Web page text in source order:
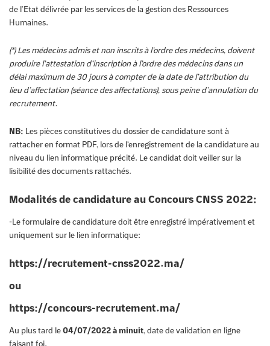
de l’Etat délivrée par les services de la gestion des Ressources
Humaines.
(*) Les médecins admis et non inscrits à l’ordre des médecins, doivent
produire l’attestation d’inscription à l’ordre des médecins dans un
délai maximum de 30 jours à compter de la date de l’attribution du
lieu d’affectation (séance des affectations), sous peine d’annulation du
recrutement.
NB: Les pièces constitutives du dossier de candidature sont à
rattacher en format PDF, lors de l’enregistrement de la candidature au
niveau du lien informatique précité. Le candidat doit veiller sur la
lisibilité des documents rattachés.
Modalités de candidature au Concours CNSS 2022:
-Le formulaire de candidature doit être enregistré impérativement et
uniquement sur le lien informatique:
https://recrutement-cnss2022.ma/
ou
https://concours-recrutement.ma/
Au plus tard le04/07/2022 à minuit, date de validation en ligne
faisant foi.